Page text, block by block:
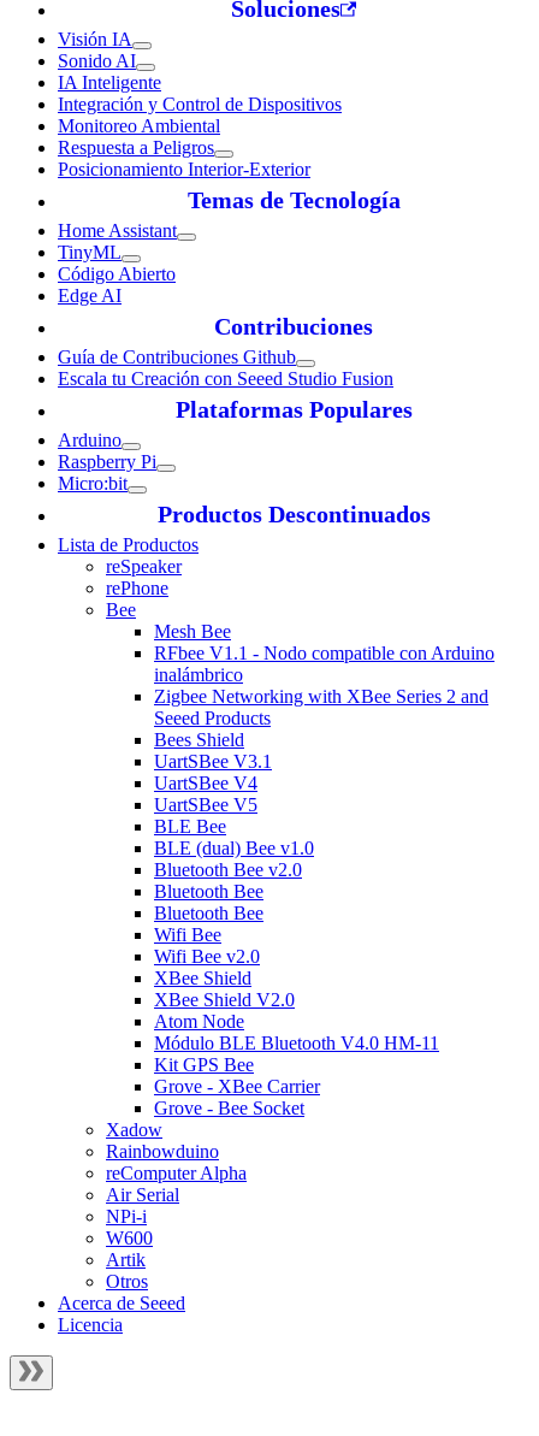
Soluciones
Visión IA
Sonido AI
IA Inteligente
Integración y Control de Dispositivos
Monitoreo Ambiental
Respuesta a Peligros
Posicionamiento Interior-Exterior
Temas de Tecnología
Home Assistant
TinyML
Código Abierto
Edge AI
Contribuciones
Guía de Contribuciones Github
Escala tu Creación con Seeed Studio Fusion
Plataformas Populares
Arduino
Raspberry Pi
Micro:bit
Productos Descontinuados
Lista de Productos
reSpeaker
rePhone
Bee
Mesh Bee
RFbee V1.1 - Nodo compatible con Arduino
inalámbrico
Zigbee Networking with XBee Series 2 and
Seeed Products
Bees Shield
UartSBee V3.1
UartSBee V4
UartSBee V5
BLE Bee
BLE (dual) Bee v1.0
Bluetooth Bee v2.0
Bluetooth Bee
Bluetooth Bee
Wifi Bee
Wifi Bee v2.0
XBee Shield
XBee Shield V2.0
Atom Node
Módulo BLE Bluetooth V4.0 HM-11
Kit GPS Bee
Grove - XBee Carrier
Grove - Bee Socket
Xadow
Rainbowduino
reComputer Alpha
Air Serial
NPi-i
W600
Artik
Otros
Acerca de Seeed
Licencia